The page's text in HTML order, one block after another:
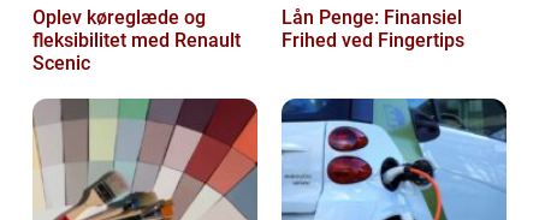
Oplev køreglæde og
fleksibilitet med Renault
Scenic
Lån Penge: Finansiel
Frihed ved Fingertips